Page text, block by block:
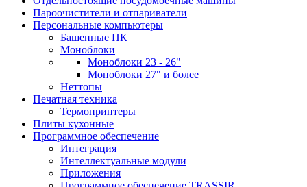
Пароочистители и отпариватели
Персональные компьютеры
Башенные ПК
Моноблоки
Моноблоки 23 - 26"
Моноблоки 27" и более
Неттопы
Печатная техника
Термопринтеры
Плиты кухонные
Программное обеспечение
Интеграция
Интеллектуальные модули
Приложения